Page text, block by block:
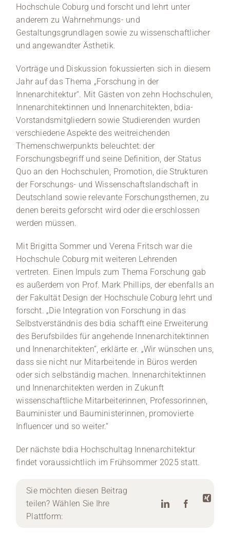
Hochschule Coburg und forscht und lehrt unter
anderem zu Wahrnehmungs- und
Gestaltungsgrundlagen sowie zu wissenschaftlicher
und angewandter Ästhetik.
Vorträge und Diskussion fokussierten sich in diesem
Jahr auf das Thema „Forschung in der
Innenarchitektur“. Mit Gästen von zehn Hochschulen,
Innenarchitektinnen und Innenarchitekten, bdia-
Vorstandsmitgliedern sowie Studierenden wurden
verschiedene Aspekte des weitreichenden
Themenschwerpunkts beleuchtet: der
Forschungsbegriff und seine Definition, der Status
Quo an den Hochschulen, Promotion, die Strukturen
der Forschungs- und Wissenschaftslandschaft in
Deutschland sowie relevante Forschungsthemen, zu
denen bereits geforscht wird oder die erschlossen
werden müssen.
Mit Brigitta Sommer und Verena Fritsch war die
Hochschule Coburg mit weiteren Lehrenden
vertreten. Einen Impuls zum Thema Forschung gab
es außerdem von Prof. Mark Phillips, der ebenfalls an
der Fakultät Design der Hochschule Coburg lehrt und
forscht. „Die Integration von Forschung in das
Selbstverständnis des bdia schafft eine Erweiterung
des Berufsbildes für angehende Innenarchitektinnen
und Innenarchitekten“, erklärte er. „Wir wünschen uns,
dass sie nicht nur Mitarbeitende in Büros werden
oder sich selbständig machen. Innenarchitektinnen
und Innenarchitekten werden in Zukunft
wissenschaftliche Mitarbeiterinnen, Professorinnen,
Bauminister und Bauministerinnen, promovierte
Influencer und so weiter.“
Der nächste bdia Hochschultag Innenarchitektur
findet voraussichtlich im Frühsommer 2025 statt.
Sie möchten diesen Beitrag
teilen? Wählen Sie Ihre
Plattform: